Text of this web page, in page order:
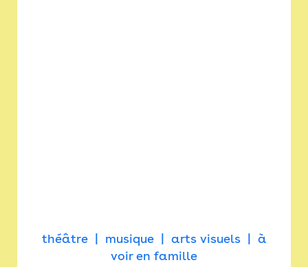
théâtre musique arts visuels
à
voir en famille